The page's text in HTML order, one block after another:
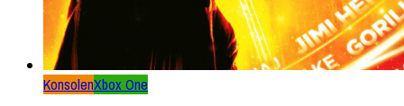
KonsolenXbox One